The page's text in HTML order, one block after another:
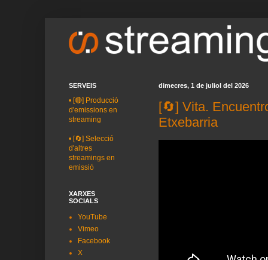
dimecres, 1 de juliol del 2026
[🔄] Vita.
Etxebarria
SERVEIS
• [🔴] Producció
d'emissions en
streaming
• [🔄] Selecció
d'altres
streamings en
emissió
XARXES
SOCIALS
YouTube
Vimeo
Facebook
X